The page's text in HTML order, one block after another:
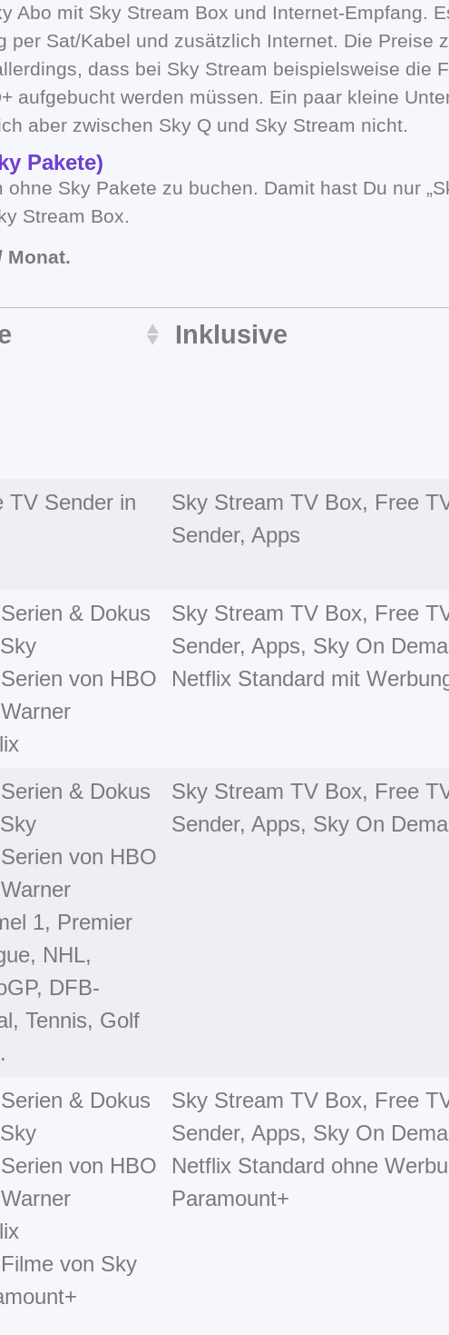
Abo mit Sky Stream Box und Internet-Empfang.
per Sat/Kabel und zusätzlich Internet. Die Preise
dass bei Sky Stream beispielsweise die
aufgebucht werden müssen. Ein paar kleine
aber zwischen Sky Q und Sky Stream nicht.
Pakete)
Sky Pakete zu buchen. Damit hast Du nur
Stream Box.
Monat.
Inklusive
TV Sender in
Sky Stream TV Box, Free
Sender, Apps
& Dokus
von HBO
Sky Stream TV Box, Free
Sender, Apps, Sky On
Netflix Standard mit
& Dokus
von HBO
1, Premier
NHL,
DFB-
Tennis, Golf
Sky Stream TV Box, Free
Sender, Apps, Sky On
& Dokus
von HBO
von Sky
Sky Stream TV Box, Free
Sender, Apps, Sky On
Netflix Standard ohne
Paramount+